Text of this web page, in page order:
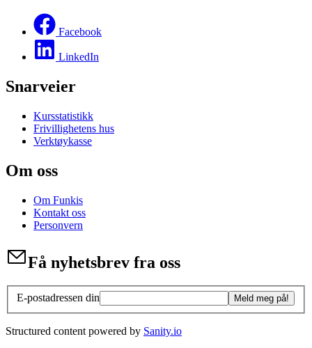
Facebook
LinkedIn
Snarveier
Kursstatistikk
Frivillighetens hus
Verktøykasse
Om oss
Om Funkis
Kontakt oss
Personvern
Få nyhetsbrev fra oss
E-postadressen din Meld meg på!
Structured content powered by Sanity.io